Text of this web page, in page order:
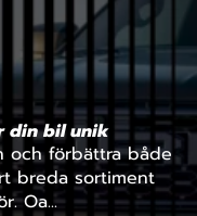
din bil unik
och förbättra både
breda sortiment
Oa...